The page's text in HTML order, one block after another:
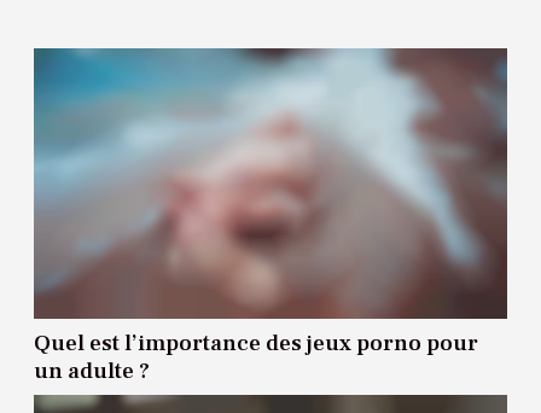
diversifié,...
Quel est l’importance des jeux porno pour
un adulte ?